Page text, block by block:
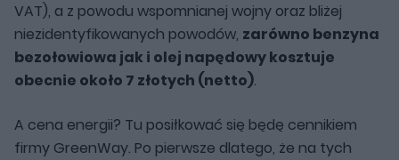
VAT), a z powodu wspomnianej wojny oraz bliżej
niezidentyfikowanych powodów, zarówno benzyna
bezołowiowa jak i olej napędowy kosztuje
obecnie około 7 złotych (netto).
A cena energii? Tu posiłkować się będę cennikiem
firmy GreenWay. Po pierwsze dlatego, że na tych